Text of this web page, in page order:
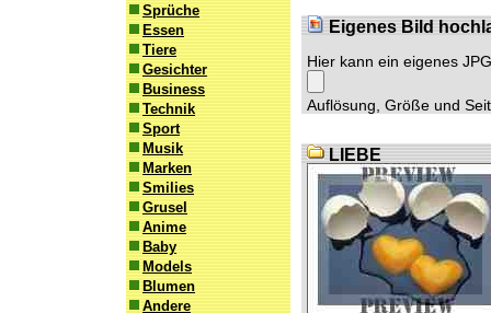
Sprüche
Essen
Tiere
Gesichter
Business
Technik
Sport
Musik
Marken
Smilies
Grusel
Anime
Baby
Models
Blumen
Andere
Eigenes Bild
Hier kann ein eigenes
Auflösung, Größe und
LIEBE